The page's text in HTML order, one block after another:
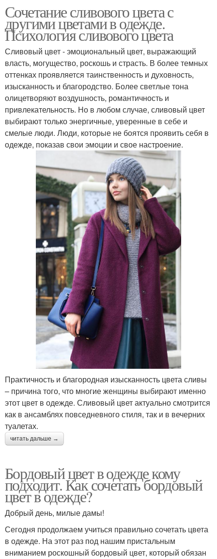
Сочетание сливового цвета с
другими цветами в одежде.
Психология сливового цвета
Сливовый цвет - эмоциональный цвет, выражающий
власть, могущество, роскошь и страсть. В более темных
оттенках проявляется таинственность и духовность,
изысканность и благородство. Более светлые тона
олицетворяют воздушность, романтичность и
привлекательность. Но в любом случае, сливовый цвет
выбирают только энергичные, уверенные в себе и
смелые люди. Люди, которые не боятся проявить себя в
одежде, показав свои эмоции и свое настроение.
Практичность и благородная изысканность цвета сливы
– причина того, что многие женщины выбирают именно
этот цвет в одежде. Сливовый цвет актуально смотрится
как в ансамблях повседневного стиля, так и в вечерних
туалетах.
читать дальше →
Бордовый цвет в одежде кому
подходит. Как сочетать бордовый
цвет в одежде?
Добрый день, милые дамы!
Сегодня продолжаем учиться правильно сочетать цвета
в одежде. На этот раз под нашим пристальным
вниманием роскошный бордовый цвет, который обязан